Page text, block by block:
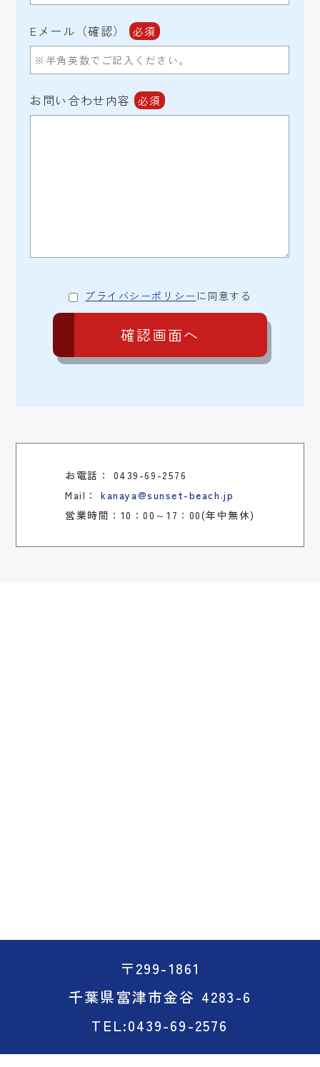
Eメール（確認）
お問い合わせ内容
プライバシーポリシー に同意する
お電話： 0439-69-2576
Mail：kanaya@sunset-beach.jp
営業時間：10：00～17：00(年中無休)
〒299-1861
千葉県富津市金谷 4283-6
TEL:0439-69-2576